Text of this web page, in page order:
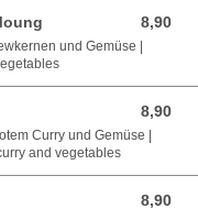
8,90
8,90 EUR
und Gemüse |
8,90
8,90 EUR
Curry und Gemüse |
and vegetables
8,90
8,90 EUR